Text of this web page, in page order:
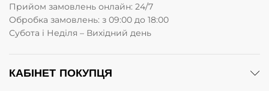
Прийом замовлень онлайн: 24/7
Обробка замовлень: з 09:00 до 18:00
Субота i Неділя – Вихідний день
КАБІНЕТ ПОКУПЦЯ